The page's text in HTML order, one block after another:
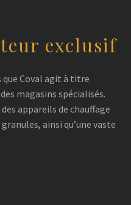
exclusif
que Coval agit à titre
magasins spécialisés.
appareils de chauffage
ainsi qu’une vaste